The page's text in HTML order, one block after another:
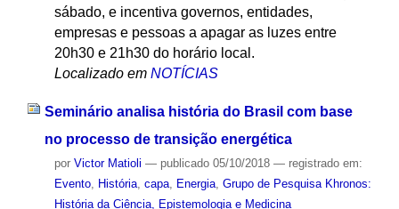
sábado, e incentiva governos, entidades,
empresas e pessoas a apagar as luzes entre
20h30 e 21h30 do horário local.
Localizado em NOTÍCIAS
Seminário analisa história do Brasil com base
no processo de transição energética
por Victor Matioli — publicado05/10/2018 — registrado em:
Evento, História, capa, Energia, Grupo de Pesquisa Khronos:
História da Ciência, Epistemologia e Medicina